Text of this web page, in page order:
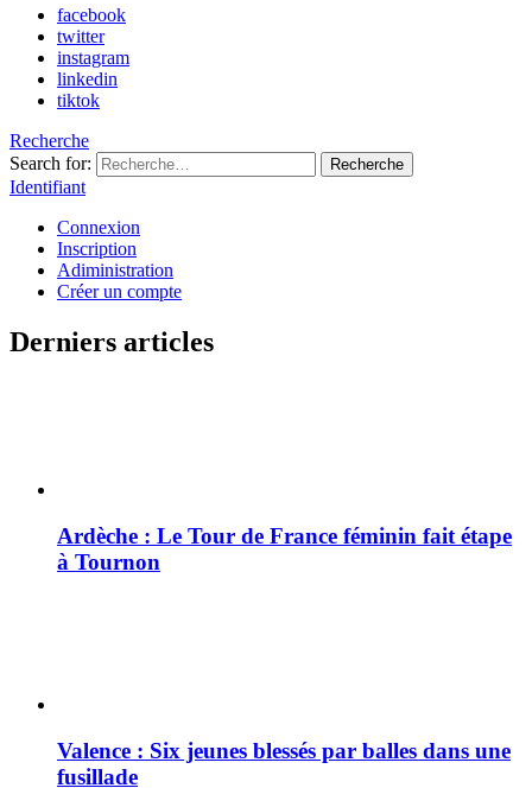
facebook
twitter
instagram
linkedin
tiktok
Recherche
Search for:
Recherche
Identifiant
Connexion
Inscription
Adiministration
Créer un compte
Derniers articles
Ardèche : Le Tour de France féminin fait étape
à Tournon
Valence : Six jeunes blessés par balles dans une
fusillade